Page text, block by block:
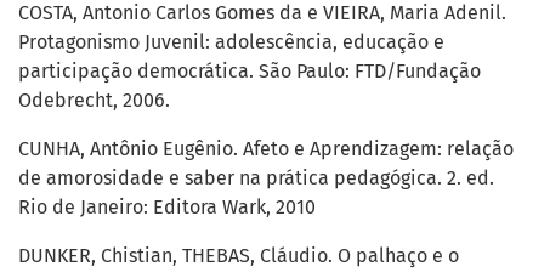
COSTA, Antonio Carlos Gomes da e VIEIRA, Maria Adenil.
Protagonismo Juvenil: adolescência, educação e
participação democrática. São Paulo: FTD/Fundação
Odebrecht, 2006.
CUNHA, Antônio Eugênio. Afeto e Aprendizagem: relação
de amorosidade e saber na prática pedagógica. 2. ed.
Rio de Janeiro: Editora Wark, 2010
DUNKER, Chistian, THEBAS, Cláudio. O palhaço e o